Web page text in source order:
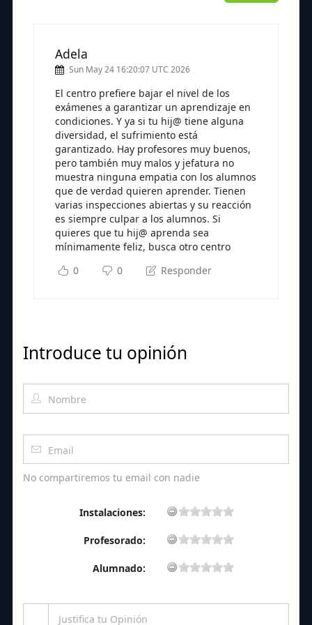
Adela
Sun May 24 16:20:07 UTC 2026
El centro prefiere bajar el nivel de los
exámenes a garantizar un aprendizaje en
condiciones. Y ya si tu hij@ tiene alguna
diversidad, el sufrimiento está
garantizado. Hay profesores muy buenos,
pero también muy malos y jefatura no
muestra ninguna empatia con los alumnos
que de verdad quieren aprender. Tienen
varias inspecciones abiertas y su reacción
es siempre culpar a los alumnos. Si
quieres que tu hij@ aprenda sea
mínimamente feliz, busca otro centro
0
0 Responder
Introduce tu opinión
No compartiremos tu email con nadie
Instalaciones:
Profesorado:
Alumnado: